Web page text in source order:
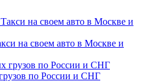
на своем авто в Москве и
по России и СНГ